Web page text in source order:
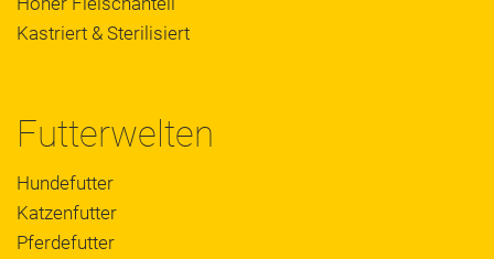
Kastriert & Sterilisiert
Futterwelten
Hundefutter
Katzenfutter
Pferdefutter